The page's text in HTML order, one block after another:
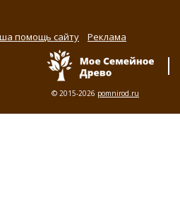
помощь сайту Реклама
© 2015-2026 pomnirod.ru